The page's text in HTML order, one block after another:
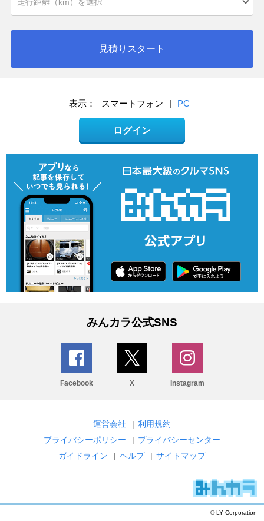
見積りスタート
表示： スマートフォン | PC
ログイン
みんカラ公式SNS
Facebook X Instagram
運営会社 | 利用規約
プライバシーポリシー
| プライバシーセンター
ガイドライン
| ヘルプ | サイトマップ
© LY Corporation